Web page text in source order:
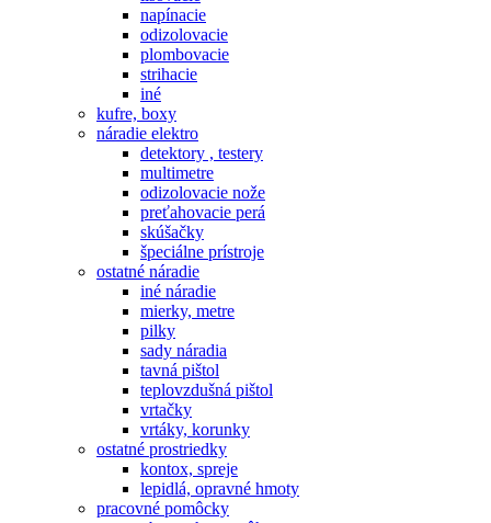
napínacie
odizolovacie
plombovacie
strihacie
iné
kufre, boxy
náradie elektro
detektory , testery
multimetre
odizolovacie nože
preťahovacie perá
skúšačky
špeciálne prístroje
ostatné náradie
iné náradie
mierky, metre
pilky
sady náradia
tavná pištol
teplovzdušná pištol
vrtačky
vrtáky, korunky
ostatné prostriedky
kontox, spreje
lepidlá, opravné hmoty
pracovné pomôcky